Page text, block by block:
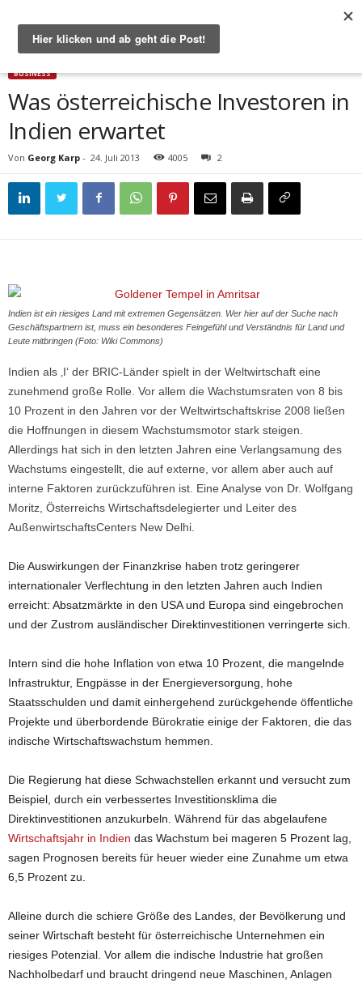
Start Business Was österreichische Investoren in Indien erwartet
BUSINESS
Was österreichische Investoren in
Indien erwartet
Von Georg Karp - 24. Juli 2013 4005 2
Indien ist ein riesiges Land mit extremen Gegensätzen. Wer hier auf der Suche nach
Geschäftspartnern ist, muss ein besonderes Feingefühl und Verständnis für Land und
Leute mitbringen (Foto: Wiki Commons)
Indien als ‚I‘ der BRIC-Länder spielt in der Weltwirtschaft eine
zunehmend große Rolle. Vor allem die Wachstumsraten von 8 bis
10 Prozent in den Jahren vor der Weltwirtschaftskrise 2008 ließen
die Hoffnungen in diesem Wachstumsmotor stark steigen.
Allerdings hat sich in den letzten Jahren eine Verlangsamung des
Wachstums eingestellt, die auf externe, vor allem aber auch auf
interne Faktoren zurückzuführen ist. Eine Analyse von Dr. Wolfgang
Moritz, Österreichs Wirtschaftsdelegierter und Leiter des
AußenwirtschaftsCenters New Delhi.
Die Auswirkungen der Finanzkrise haben trotz geringerer
internationaler Verflechtung in den letzten Jahren auch Indien
erreicht: Absatzmärkte in den USA und Europa sind eingebrochen
und der Zustrom ausländischer Direktinvestitionen verringerte sich.
Intern sind die hohe Inflation von etwa 10 Prozent, die mangelnde
Infrastruktur, Engpässe in der Energieversorgung, hohe
Staatsschulden und damit einhergehend zurückgehende öffentliche
Projekte und überbordende Bürokratie einige der Faktoren, die das
indische Wirtschaftswachstum hemmen.
Die Regierung hat diese Schwachstellen erkannt und versucht zum
Beispiel, durch ein verbessertes Investitionsklima die
Direktinvestitionen anzukurbeln. Während für das abgelaufene
Wirtschaftsjahr in Indien das Wachstum bei mageren 5 Prozent lag,
sagen Prognosen bereits für heuer wieder eine Zunahme um etwa
6,5 Prozent zu.
Alleine durch die schiere Größe des Landes, der Bevölkerung und
seiner Wirtschaft besteht für österreichische Unternehmen ein
riesiges Potenzial. Vor allem die indische Industrie hat großen
Nachholbedarf und braucht dringend neue Maschinen, Anlagen